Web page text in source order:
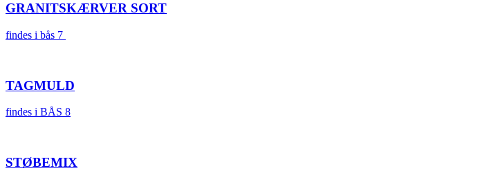
GRANITSKÆRVER SORT
findes i bås 7
TAGMULD
findes i BÅS 8
STØBEMIX